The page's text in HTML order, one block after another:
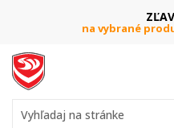
na vybrané
Vyhľadaj na stránke